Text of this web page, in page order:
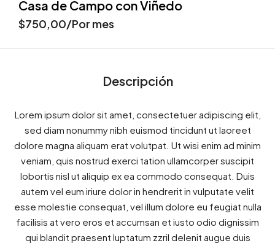
Casa de Campo con Viñedo
$750,00/Por mes
Descripción
Lorem ipsum dolor sit amet, consectetuer adipiscing elit,
sed diam nonummy nibh euismod tincidunt ut laoreet
dolore magna aliquam erat volutpat. Ut wisi enim ad minim
veniam, quis nostrud exerci tation ullamcorper suscipit
lobortis nisl ut aliquip ex ea commodo consequat. Duis
autem vel eum iriure dolor in hendrerit in vulputate velit
esse molestie consequat, vel illum dolore eu feugiat nulla
facilisis at vero eros et accumsan et iusto odio dignissim
qui blandit praesent luptatum zzril delenit augue duis